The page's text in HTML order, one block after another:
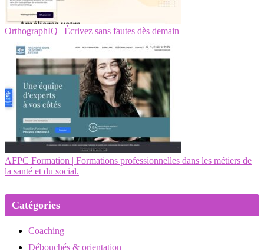
OrthographIQ | Écrivez sans fautes dès demain
AFPC Formation | Formations professionnelles dans les métiers de
la santé et du social.
Catégories
Coaching
Débouchés & orientation